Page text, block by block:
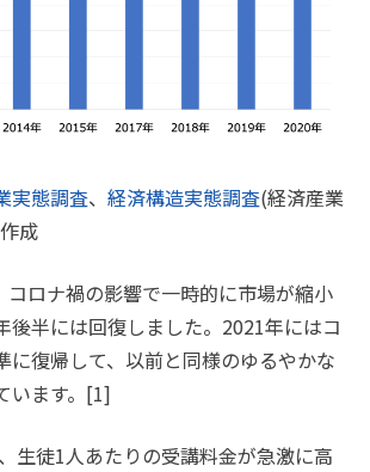
実態調査、 経済構造実態調査(経済産業
成
コロナ禍の影響で一時的に市場が縮小
後半には回復しました。2021年にはコ
に復帰して、以前と同様のゆるやかな
います。[1]
生徒1人あたりの受講料金が急激に高